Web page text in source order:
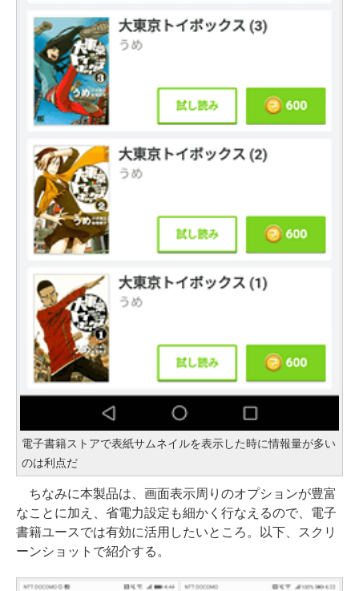
電子書籍ストアで表紙サムネイルを表示した時に情報量が多い
のは利点だ
ちなみに本製品は、画面表示周りのオプションが豊富
なことに加え、省電力設定も細かく行なえるので、電子
書籍ユースでは有効に活用したいところ。以下、スクリ
ーンショットで紹介する。